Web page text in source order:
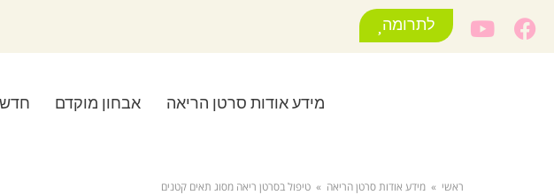
לתרומה
מידע אודות סרטן הריאה אבחון מוקדם
ראשי » מידע אודות סרטן הריאה » טיפול בסרטן ריאה מסוג תאים קטנים